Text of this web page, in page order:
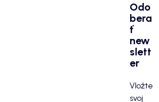
Odo
bera
ť
new
slett
er
Vložte
svoj